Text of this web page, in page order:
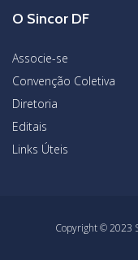
O Sincor DF
Associe-se
Convenção Coletiva
Diretoria
Editais
Links Úteis
Copyright © 2023